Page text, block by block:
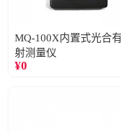
MQ-100X内置式光合
射测量仪
¥0